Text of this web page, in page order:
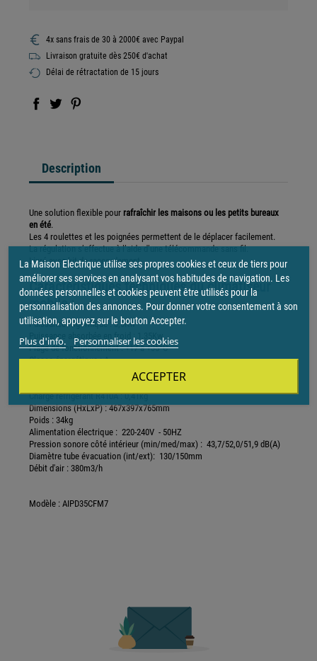
4x sans frais de 30 à 2000€ avec Paypal
Livraison gratuite dès 250€ d'achat
Délai de rétractation de 15 jours
Description
Une solution flexible pour rafraîchir les maisons ou les petits bureaux
en été.
Les 4 roulettes et les poignées permettent de le déplacer facilement.
La régulation s’effectue à l’aide d’une télécommande sans fil.
Livré avec kit de raccordement.
Caractéristiques techniques du climatiseur
mobile :
Puissance frigorifique : 3,5Kw
Puissance absorbée en froid : 1,35Kw
Plage de fonctionnement : +17 à +35°C
Classe énergétique : A
Intensité nominale en froid : 5,9A
Charge réfrigérant R410A : 0,41kg
Dimensions (HxLxP) : 467x397x765mm
Poids : 34kg
Alimentation électrique : 220-240V - 50HZ
Pression sonore côté intérieur (min/med/max) : 43,7/52,0/51,9 dB(A)
Diamètre tube évacuation (int/ext): 130/150mm
Débit d'air : 380m3/h
Modèle : AIPD35CFM7
La Maison Electrique utilise ses propres cookies et ceux de tiers pour
améliorer ses services en analysant vos habitudes de navigation. Les
données personnelles et cookies peuvent être utilisés pour la
personnalisation des annonces. Pour donner votre consentement à son
utilisation, appuyez sur le bouton Accepter.
Plus d'info. Personnaliser les cookies
ACCEPTER